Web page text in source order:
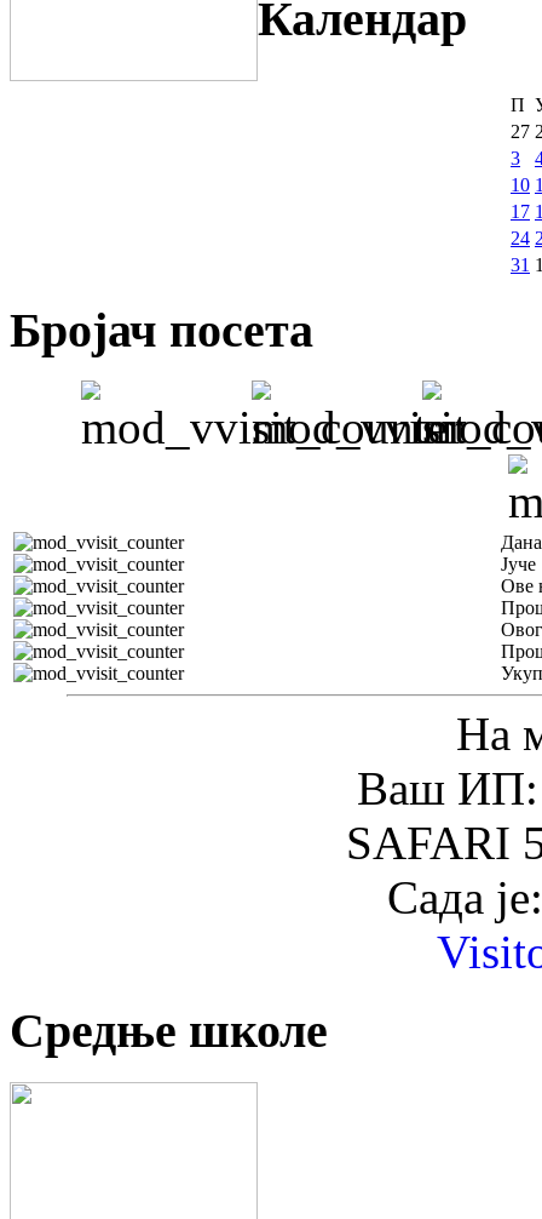
Календар
П
27
3
10
17
24
31
Бројач посета
Јуче
Ове
На
Ваш ИП:
SAFARI
Сада
Средње школе